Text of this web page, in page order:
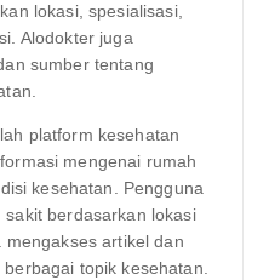
lokasi, spesialisasi,
Alodokter juga
sumber tentang
platform kesehatan
mengenai rumah
kesehatan. Pengguna
berdasarkan lokasi
mengakses artikel dan
topik kesehatan.